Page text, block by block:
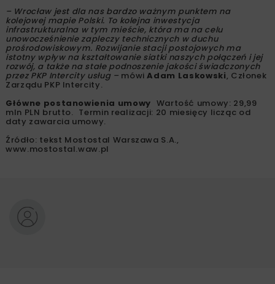
– Wrocław jest dla nas bardzo ważnym punktem na
kolejowej mapie Polski. To kolejna inwestycja
infrastrukturalna w tym mieście, która ma na celu
unowocześnienie zapleczy technicznych w duchu
prośrodowiskowym. Rozwijanie stacji postojowych ma
istotny wpływ na kształtowanie siatki naszych połączeń i jej
rozwój, a także na stałe podnoszenie jakości świadczonych
przez PKP Intercity usług – mówiAdam Laskowski, Członek
Zarządu PKP Intercity.
Główne postanowienia umowy Wartość umowy: 29,99
mln PLN brutto. Termin realizacji: 20 miesięcy licząc od
daty zawarcia umowy.
Źródło: tekst Mostostal Warszawa S.A.,
www.mostostal.waw.pl